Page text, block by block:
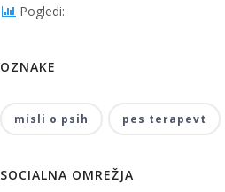
Pogledi:
OZNAKE
misli o psih pes terapevt
SOCIALNA OMREŽJA